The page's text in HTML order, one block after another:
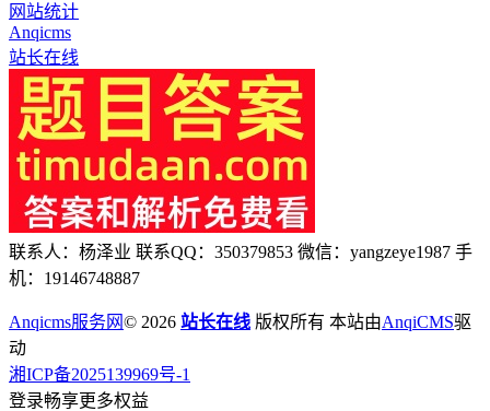
网站统计
Anqicms
站长在线
联系人：杨泽业 联系QQ：350379853 微信：yangzeye1987 手
机：19146748887
Anqicms服务网© 2026 站长在线 版权所有 本站由AnqiCMS驱
动
湘ICP备2025139969号-1
登录畅享更多权益